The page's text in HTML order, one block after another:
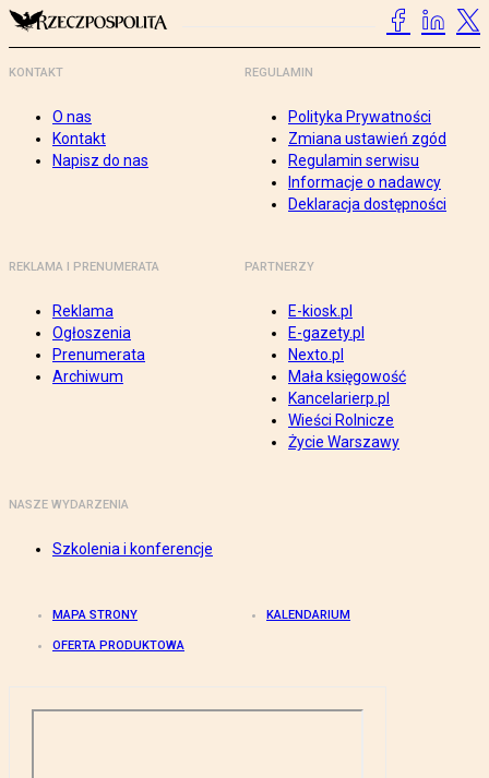
KONTAKT
O nas
Kontakt
Napisz do nas
REGULAMIN
Polityka Prywatności
Zmiana ustawień zgód
Regulamin serwisu
Informacje o nadawcy
Deklaracja dostępności
REKLAMA I PRENUMERATA
Reklama
Ogłoszenia
Prenumerata
Archiwum
PARTNERZY
E-kiosk.pl
E-gazety.pl
Nexto.pl
Mała księgowość
Kancelarierp.pl
Wieści Rolnicze
Życie Warszawy
NASZE WYDARZENIA
Szkolenia i konferencje
MAPA STRONY KALENDARIUM
OFERTA PRODUKTOWA